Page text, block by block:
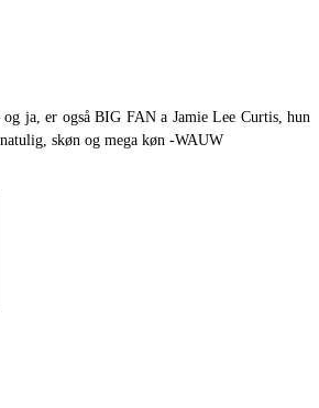
og ja, er også BIG FAN a Jamie Lee Curtis, hun
skøn og mega køn -WAUW